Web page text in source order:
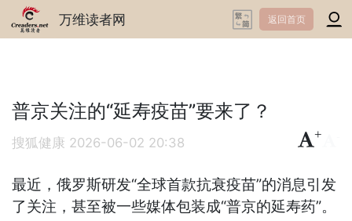
万维读者网 返回首页
普京关注的“延寿疫苗”要来了？
搜狐健康 2026-06-02 20:38
+
最近，俄罗斯研发“全球首款抗衰疫苗”的消息引发
了关注，甚至被一些媒体包装成“普京的延寿药”。